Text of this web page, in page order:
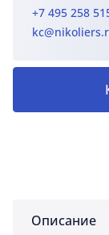
+7 495 258
Описание